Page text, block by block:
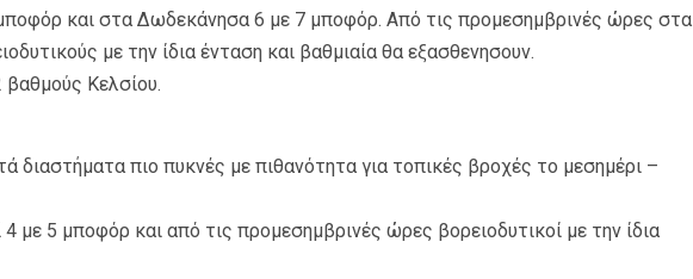
μποφόρ και στα Δωδεκάνησα 6 με 7 μποφόρ. Από τις προμεσημβρινές ώρες στα
με την ίδια ένταση και βαθμιαία θα εξασθενησουν.
Κελσίου.
διαστήματα πιο πυκνές με πιθανότητα για τοπικές βροχές το μεσημέρι –
4 με 5 μποφόρ και από τις προμεσημβρινές ώρες βορειοδυτικοί με την ίδια